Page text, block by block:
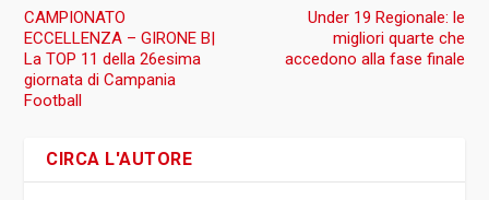
CAMPIONATO
ECCELLENZA – GIRONE B|
La TOP 11 della 26esima
giornata di Campania
Football
Under 19 Regionale: le
migliori quarte che
accedono alla fase finale
CIRCA L'AUTORE